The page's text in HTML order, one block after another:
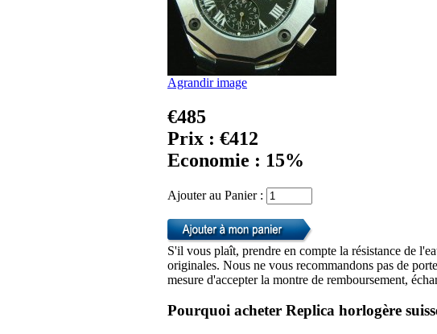
Agrandir image
€485
Prix : €412
Economie : 15%
Ajouter au Panier :
S'il vous plaît, prendre en compte la résistance de
originales. Nous ne vous recommandons pas de
mesure d'accepter la montre de remboursement,
Pourquoi acheter Replica horlogère